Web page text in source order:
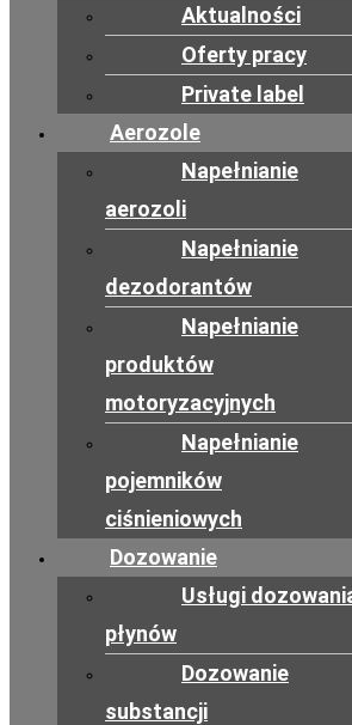
Aktualności
Oferty pracy
Private label
Aerozole
Napełnianie
aerozoli
Napełnianie
dezodorantów
Napełnianie
produktów
motoryzacyjnych
Napełnianie
pojemników
ciśnieniowych
Dozowanie
Usługi
płynów
Dozowanie
substancji